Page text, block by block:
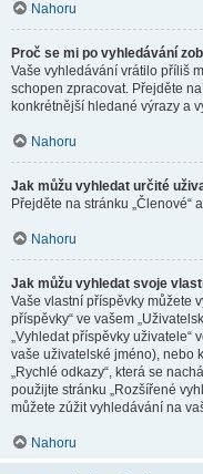
Nahoru
Proč se mi po vyhledávání
Vaše vyhledávání vrátilo příliš
schopen zpracovat. Přejděte
konkrétnější hledané výrazy a
Nahoru
Jak můžu vyhledat určité
Přejděte na stránku „Členové“
Nahoru
Jak můžu vyhledat svoje
Vaše vlastní příspěvky můžete
příspěvky“ ve vašem
„Vyhledat příspěvky uživatele“
vaše uživatelské jméno), nebo
„Rychlé odkazy“, která se
použijte stránku „Rozšířené
můžete zúžit vyhledávání na
Nahoru